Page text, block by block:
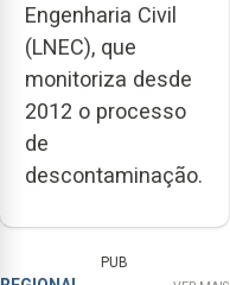
Engenharia Civil
(LNEC), que
monitoriza desde
2012 o processo
de
descontaminação.
PUB